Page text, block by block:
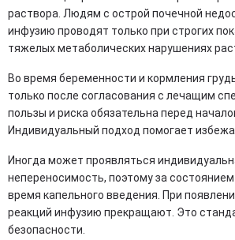
раствора. Людям с острой почечной
инфузию проводят только при строгих
тяжелых метаболических нарушениях
Во время беременности и кормления
только после согласования с лечащим
пользы и риска обязательна перед
Индивидуальный подход помогает
Иногда может проявляться
непереносимость, поэтому за
время капельного введения. При
реакций инфузию прекращают. Это
безопасности.